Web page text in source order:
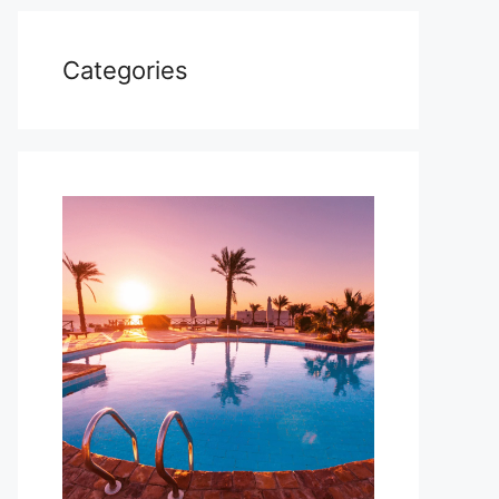
Categories